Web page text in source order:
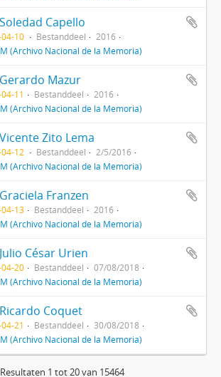
Capello
04-10 Bestanddeel
2016
(Archivo Nacional de la Memoria)
Mazur
11 Bestanddeel
2016
(Archivo Nacional de la Memoria)
Zito Lema
04-12 Bestanddeel
2/5/2016
(Archivo Nacional de la Memoria)
Franzen
04-13 Bestanddeel
2016
(Archivo Nacional de la Memoria)
César Urien
04-20 Bestanddeel
07/08/2018
(Archivo Nacional de la Memoria)
Coquet
21 Bestanddeel
30/08/2018
(Archivo Nacional de la Memoria)
Resultaten 1 tot 20 van 15464